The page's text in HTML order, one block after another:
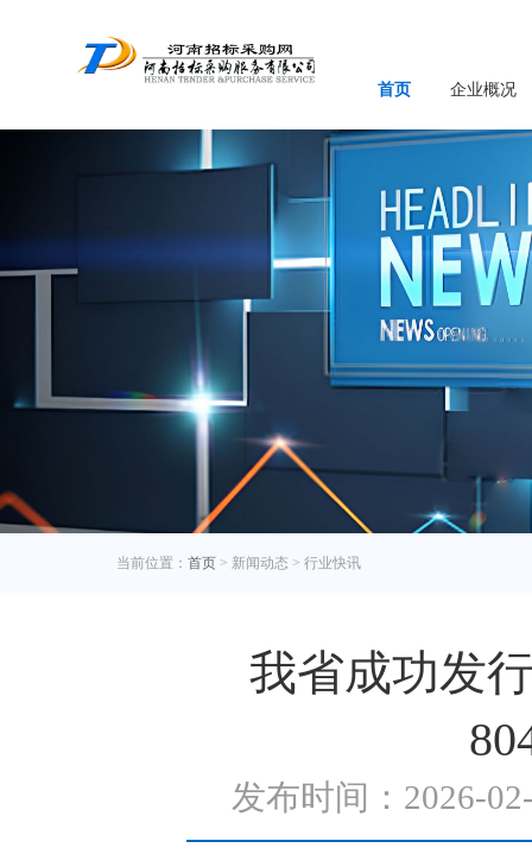
首页 企业概况
当前位置： 首页 > 新闻动态 > 行业快讯
我省成功发
发布时间：2026-